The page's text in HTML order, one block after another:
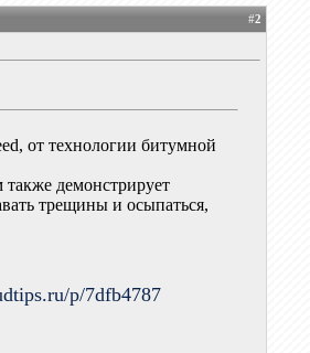
#2
от технологии битумной
демонстрирует
трещины и осыпаться,
p/7dfb4787